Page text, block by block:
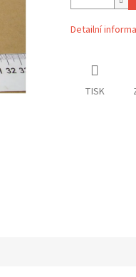
Detailní
TISK